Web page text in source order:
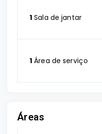
1 Sala de jantar
1 Área de serviço
Áreas